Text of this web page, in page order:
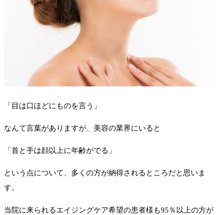
「目は口ほどにものを言う」
なんて言葉がありますが、美容の業界にいると
「首と手は顔以上に年齢がでる」
という点について、多くの方が納得されるところだと思いま
す。
当院に来られるエイジングケア希望の患者様も95％以上の方が